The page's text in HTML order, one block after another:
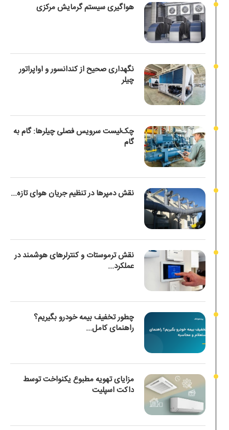
هواگیری سیستم گرمایش مرکزی
نگهداری صحیح از کندانسور و اواپراتور
چیلر
چک‌لیست سرویس فصلی چیلرها: گام به
گام
نقش دمپرها در تنظیم جریان هوای تازه...
نقش ترموستات و کنترلرهای هوشمند در
عملکرد...
چطور تخفیف بیمه خودرو بگیریم؟
راهنمای کامل...
مزایای تهویه مطبوع یکنواخت توسط
داکت اسپلیت